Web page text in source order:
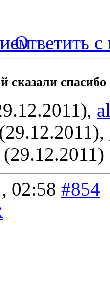
Ответить с
сказали
(29.12.2011),
(29.12.2011)
02:58 #854